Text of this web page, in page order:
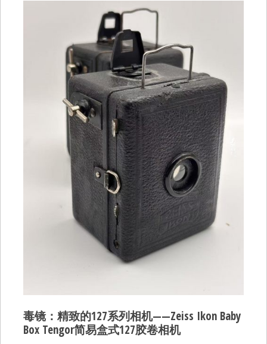
毒镜：精致的127系列相机——Zeiss Ikon Baby
Box Tengor简易盒式127胶卷相机